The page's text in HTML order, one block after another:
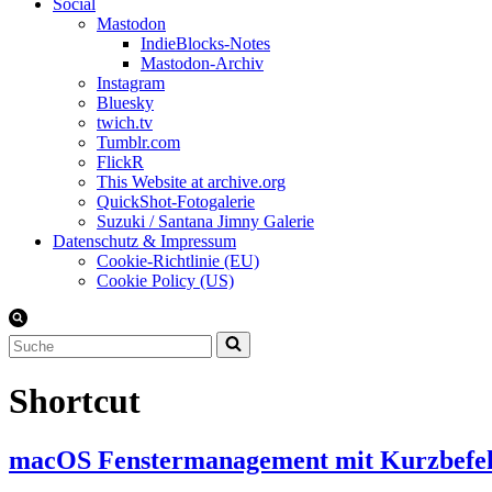
Social
Mastodon
IndieBlocks-Notes
Mastodon-Archiv
Instagram
Bluesky
twich.tv
Tumblr.com
FlickR
This Website at archive.org
QuickShot-Fotogalerie
Suzuki / Santana Jimny Galerie
Datenschutz & Impressum
Cookie-Richtlinie (EU)
Cookie Policy (US)
Suchen
nach …
Shortcut
macOS Fenstermanagement mit